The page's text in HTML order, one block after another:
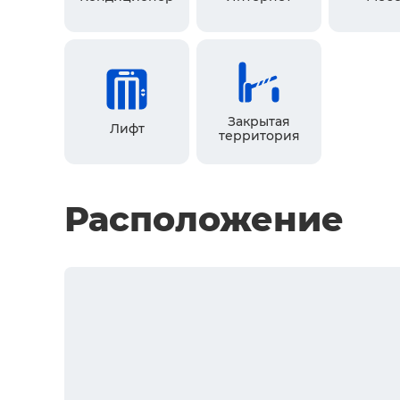
Лифт
Закрытая
территория
Расположение